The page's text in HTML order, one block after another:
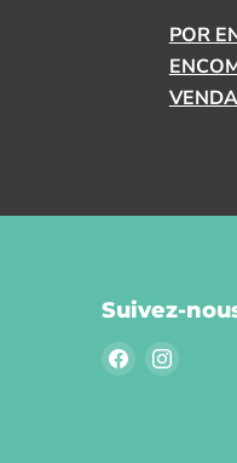
POR
Suivez-
Trouvez-